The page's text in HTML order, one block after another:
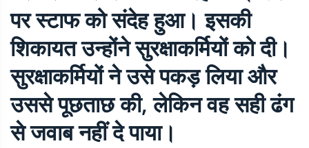
पर स्टाफ को संदेह हुआ। इसकी
शिकायत उन्होंने सुरक्षाकर्मियों को दी।
सुरक्षाकर्मियों ने उसे पकड़ लिया और
उससे पूछताछ की, लेकिन वह सही ढंग
से जवाब नहीं दे पाया।